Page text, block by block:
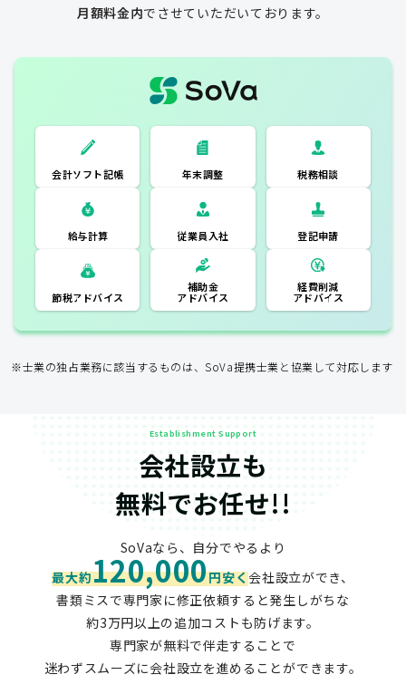
月額料金内でさせていただいております。
一般的な税理士
会計ソフト記
帳 年末調整 税務相談
会計ソフト記帳
年末調整
税務相談
給与計算
従業員入社
登記申請
節税アドバイス
補助金
アドバイス
アドバイス
※士業の独占業務に該当するものは、SoVa提携士業と協業して対応します
Establishment Support
会社設立も
無料でお任せ!!
SoVaなら、自分でやるより
最大約120,000円安く会社設立ができ、
書類ミスで専門家に修正依頼すると発生しがちな
約3万円以上の追加コストも防げます。
専門家が無料で伴走することで
迷わずスムーズに会社設立を進めることができます。